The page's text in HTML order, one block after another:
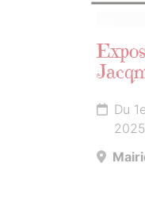
Du
2025